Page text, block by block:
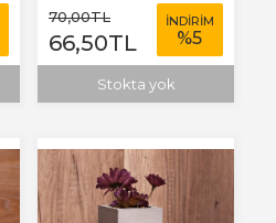
70,00TL
66,50TL
İNDİRİM
%5
Stokta yok